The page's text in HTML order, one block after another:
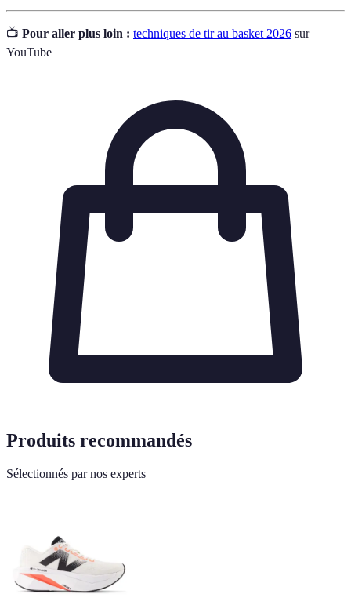
📺 Pour aller plus loin : techniques de tir au basket 2026 sur
YouTube
Produits recommandés
Sélectionnés par nos experts